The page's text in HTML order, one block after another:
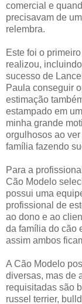
comercial e
precisavam de
relembra.
Este foi o
realizou,
sucesso de
Paula conseguir
estimação
estampado em
minha grande
orgulhosos ao
família fazendo
Para a
Cão Modelo
possui uma
profissional de
ao dono e ao
da família do cão
assim ambos
A Cão Modelo
diversas, mas de
requisitadas são
russel terrier,